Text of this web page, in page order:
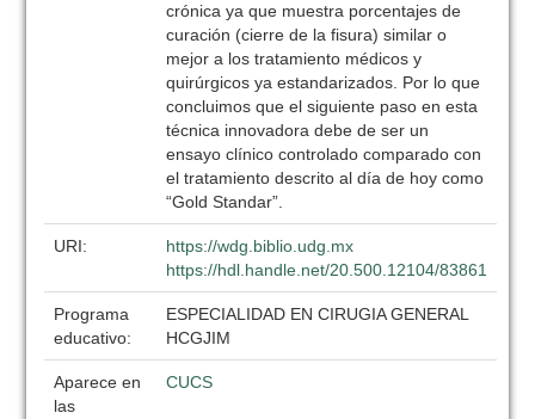
crónica ya que muestra porcentajes de
curación (cierre de la fisura) similar o
mejor a los tratamiento médicos y
quirúrgicos ya estandarizados. Por lo que
concluimos que el siguiente paso en esta
técnica innovadora debe de ser un
ensayo clínico controlado comparado con
el tratamiento descrito al día de hoy como
“Gold Standar”.
URI:
https://wdg.biblio.udg.mx
https://hdl.handle.net/20.500.12104/83861
Programa
educativo:
ESPECIALIDAD EN CIRUGIA GENERAL
HCGJIM
Aparece en
las
CUCS